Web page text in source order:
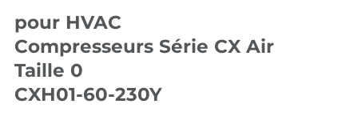
pour HVAC
Compresseurs Série CX Air
Taille 0
CXH01-60-230Y